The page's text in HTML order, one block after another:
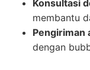
Konsultasi
membantu
Pengiriman
dengan